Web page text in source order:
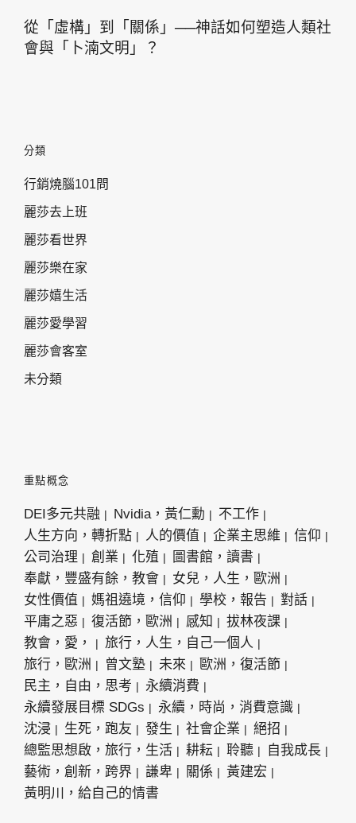
從「虛構」到「關係」──神話如何塑造人類社
會與「卜湳文明」？
分類
行銷燒腦101問
麗莎去上班
麗莎看世界
麗莎樂在家
麗莎嬉生活
麗莎愛學習
麗莎會客室
未分類
重點概念
DEI多元共融 Nvidia，黃仁勳
不工作
人生方向，轉折點
人的價值 企業主思維
信仰
公司治理
創業 化殖
圖書館，讀書
奉獻，豐盛有餘，教會
女兒，人生，歐洲
女性價值
媽祖遶境，信仰 學校，報告
對話
平庸之惡
復活節，歐洲 感知
拔林夜課
教會，愛，
旅行，人生，自己一個人
旅行，歐洲
曾文塾 未來
歐洲，復活節
民主，自由，思考
永續消費
永續發展目標 SDGs
永續，時尚，消費意識
沈浸
生死，跑友 發生 社會企業
絕招
總監思想啟，旅行，生活
耕耘 聆聽
自我成長
藝術，創新，跨界
謙卑 關係
黃建宏
黃明川，給自己的情書